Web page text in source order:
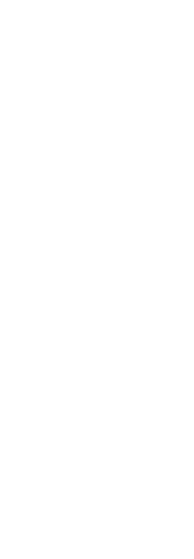
래쪽 흰선(소로)이 그 길이라고 보여집니다. 인덕원(仁德